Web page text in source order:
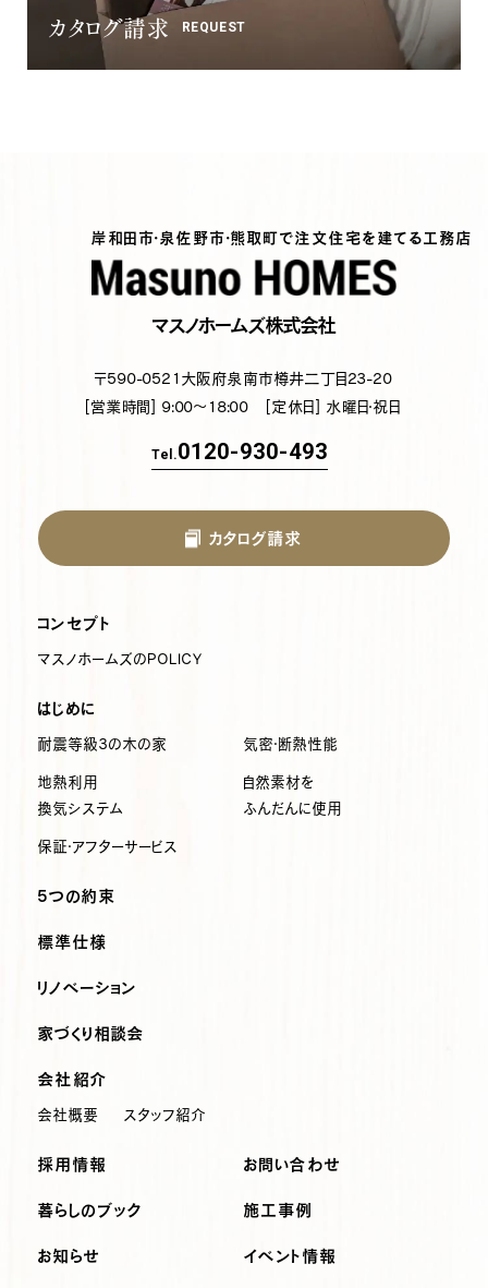
カタログ請求 REQUEST
岸和田市・泉佐野市・熊取町で注文住宅を建てる工務店
マスノホームズ株式会社
〒590-0521 大阪府泉南市樽井二丁目23-20
[営業時間] 9:00～18:00 [定休日] 水曜日・祝日
Tel.0120-930-493
カタログ請求
コンセプト
マスノホームズのPOLICY
はじめに
耐震等級3の木の家 気密・断熱性能
地熱利用
換気システム
自然素材を
ふんだんに使用
保証・アフターサービス
5つの約束
標準仕様
リノベーション
家づくり相談会
会社紹介
会社概要 スタッフ紹介
採用情報 お問い合わせ
暮らしのブック 施工事例
お知らせ イベント情報